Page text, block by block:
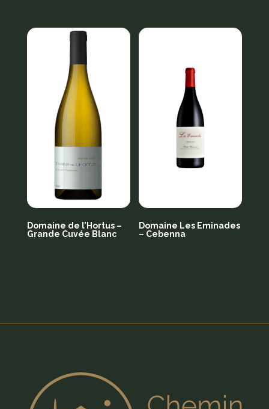
Domaine de l’Hortus –
Grande Cuvée Blanc
Domaine Les Eminades
– Cebenna